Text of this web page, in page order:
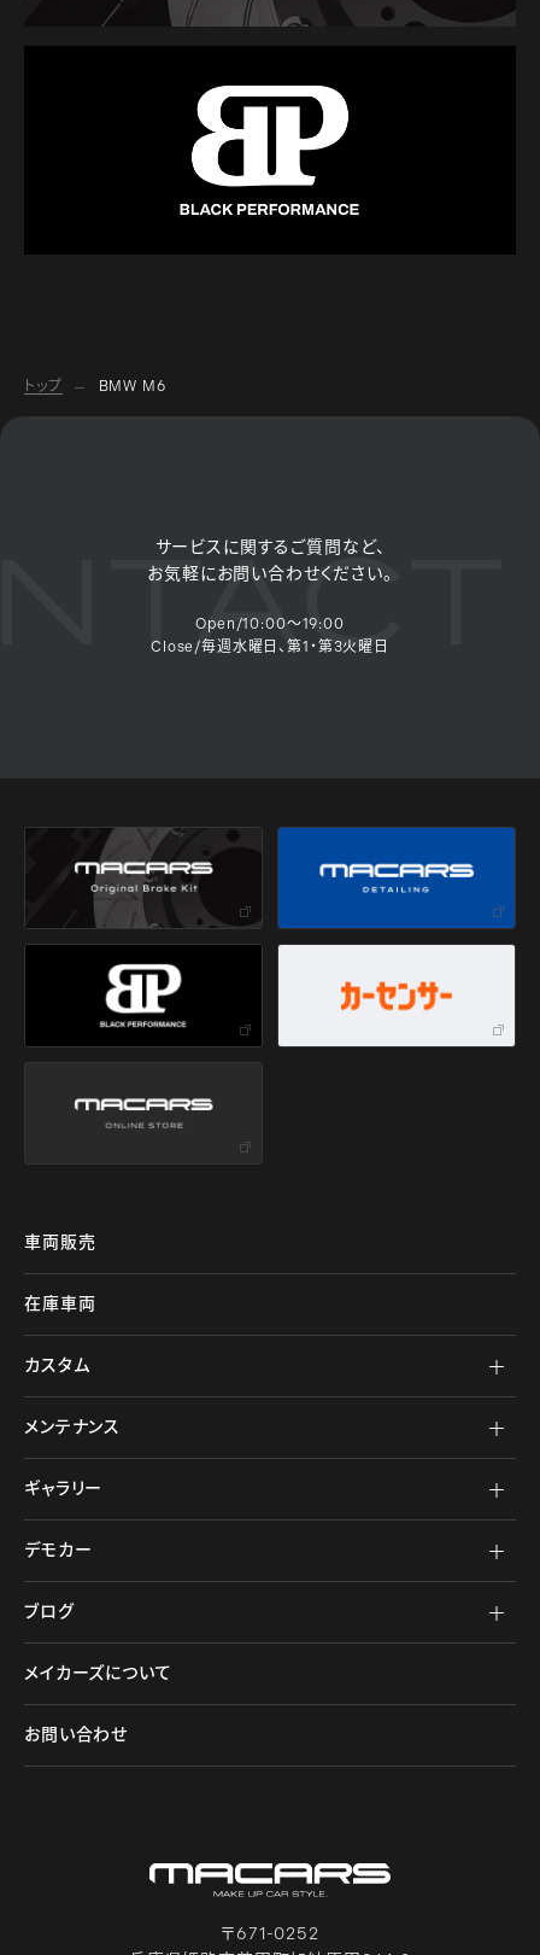
トップ BMW M6
サービスに関するご質問など、
お気軽にお問い合わせください。
Open/10:00～19:00
Close/毎週水曜日、第1・第3火曜日
車両販売
在庫車両
カスタム
メンテナンス
ギャラリー
デモカー
ブログ
メイカーズについて
お問い合わせ
〒671-0252